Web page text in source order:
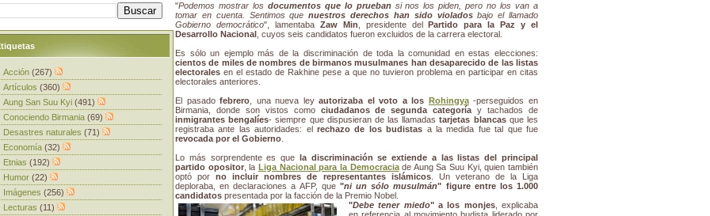
"Podemos mostrar los documentos que lo pruebansi nos los piden, pero no los van a
tomar en cuenta. Sentimos quenuestros derechos han sido violadosbajo el llamado
Gobierno democrático", lamentaba Zaw Min , presidente del
Partido para la Paz y el
Desarrollo Nacional
, cuyos seis candidatos fueron excluidos de la carrera electoral.
Es sólo un ejemplo más de la discriminación de toda la comunidad en estas elecciones:
cientos de miles de nombres de birmanos musulmanes han desaparecido de las listas
electorales en el estado de Rakhine pese a que no tuvieron problema en participar en citas
electorales anteriores.
El pasadofebrero , una nueva leyautorizaba el voto a los Rohingya-perseguidos en
Birmania, donde son vistos como ciudadanos de segunda categoría y tachados de
inmigrantes bengalíes- siempre que dispusieran de las llamadastarjetas blancasque les
registraba ante las autoridades: el rechazo de los budistas a la medida fue tal que fue
revocada por el Gobierno
Lo más sorprendente es que
la discriminación se extiende a las listas del principal
partido opositor, la Liga Nacional para la Democraciade Aung Sa Suu Kyi, quien también
optó porno incluir nombres de representantes islámicos. Un veterano de la Liga
deploraba, en declaraciones a AFP, que "ni un sólo musulmán" figure entre los 1.000
candidatos presentada por la facción de la Premio Nobel.
"Debe tener miedo" a los monjes, explicaba
Acción (267)
Artículos (360)
Aung San Suu Kyi (491)
Conociendo Birmania (69)
Desastres naturales (71)
Economía (32)
Etnias (192)
Humor (22)
Imágenes (256)
Lecturas (11)